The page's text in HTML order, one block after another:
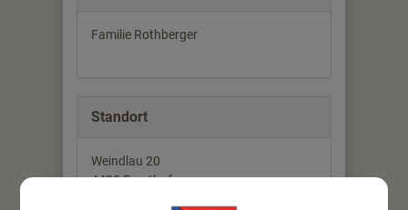
Familie Rothberger
Standort
Weindlau 20
4432 Ernsthofen